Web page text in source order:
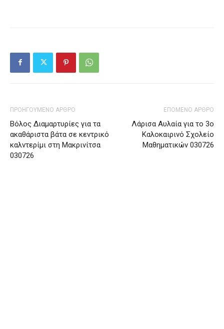
ΠΡΟΗΓΟΥΜΕΝΟ ΑΡΘΡΟ
Βόλος Διαμαρτυρίες για τα
ακαθάριστα βάτα σε κεντρικό
καλντερίμι στη Μακρινίτσα
030726
ΕΠΟΜΕΝΟ ΑΡΘΡΟ
Λάρισα Αυλαία για το 3ο
Καλοκαιρινό Σχολείο
Μαθηματικών 030726